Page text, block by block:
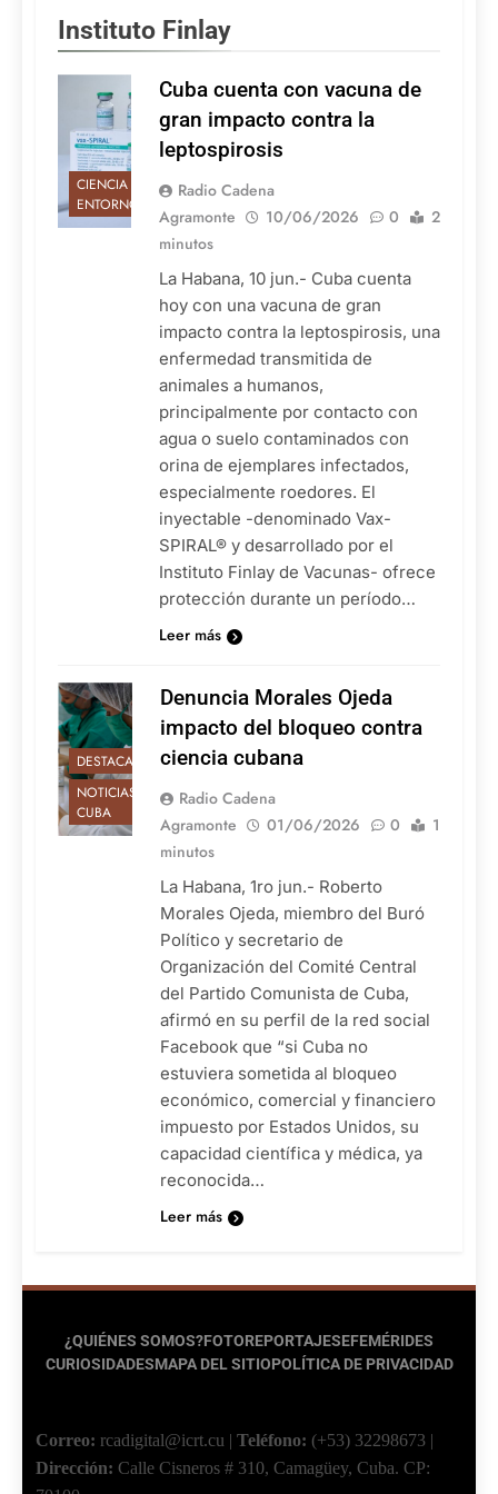
Instituto Finlay
CIENCIA Y
ENTORNO
Cuba cuenta con vacuna de
gran impacto contra la
leptospirosis
Radio Cadena
Agramonte
10/06/2026 0
2
minutos
La Habana, 10 jun.- Cuba cuenta
hoy con una vacuna de gran
impacto contra la leptospirosis, una
enfermedad transmitida de
animales a humanos,
principalmente por contacto con
agua o suelo contaminados con
orina de ejemplares infectados,
especialmente roedores. El
inyectable -denominado Vax-
SPIRAL® y desarrollado por el
Instituto Finlay de Vacunas- ofrece
protección durante un período…
Leer más
DESTACADAS
NOTICIAS DE
CUBA
Denuncia Morales Ojeda
impacto del bloqueo contra
ciencia cubana
Radio Cadena
Agramonte
01/06/2026 0
1
minutos
La Habana, 1ro jun.- Roberto
Morales Ojeda, miembro del Buró
Político y secretario de
Organización del Comité Central
del Partido Comunista de Cuba,
afirmó en su perfil de la red social
Facebook que “si Cuba no
estuviera sometida al bloqueo
económico, comercial y financiero
impuesto por Estados Unidos, su
capacidad científica y médica, ya
reconocida…
Leer más
¿QUIÉNES SOMOS?FOTOREPORTAJESEFEMÉRIDES
CURIOSIDADESMAPA DEL SITIOPOLÍTICA DE PRIVACIDAD
Correo: rcadigital@icrt.cu | Teléfono: (+53) 32298673 |
Dirección: Calle Cisneros # 310, Camagüey, Cuba. CP: